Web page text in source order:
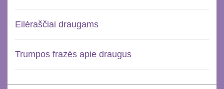
Eilėraščiai draugams
Trumpos frazės apie draugus